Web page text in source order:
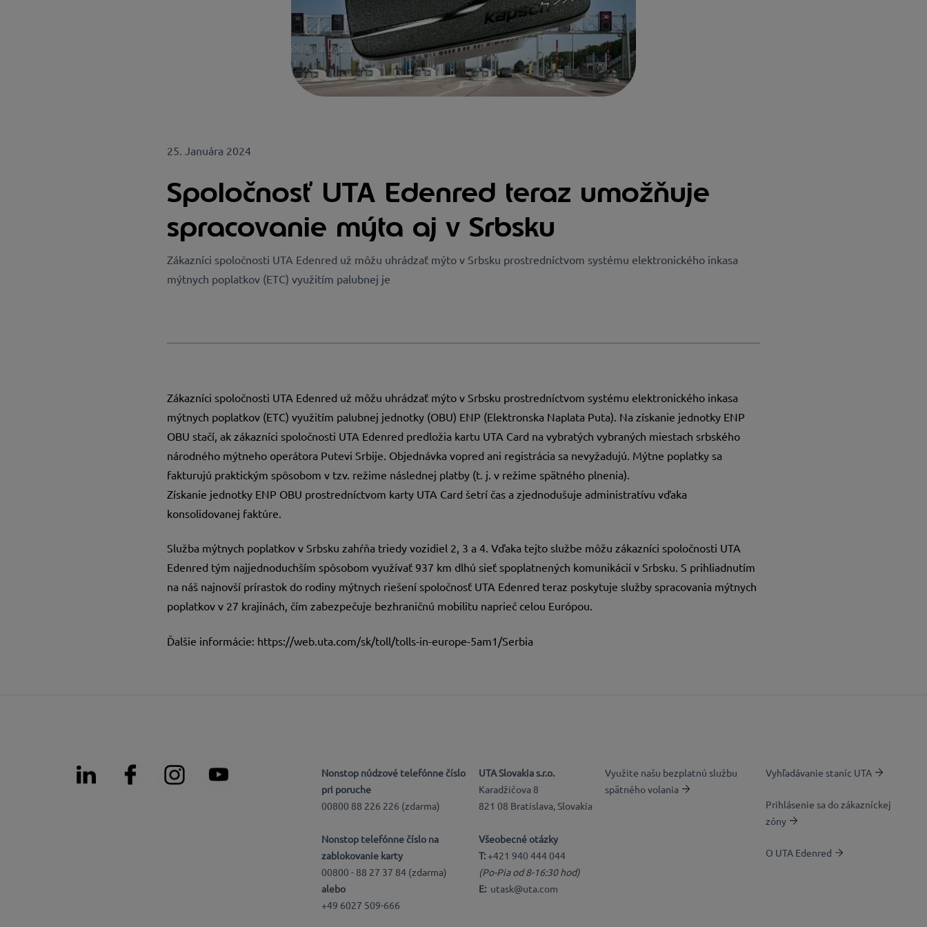
25. Januára 2024
Spoločnosť UTA Edenred teraz umožňuje
spracovanie mýta aj v Srbsku
Zákazníci spoločnosti UTA Edenred už môžu uhrádzať mýto v Srbsku prostredníctvom systému elektronického inkasa
mýtnych poplatkov (ETC) využitím palubnej je
Zákazníci spoločnosti UTA Edenred už môžu uhrádzať mýto v Srbsku prostredníctvom systému elektronického inkasa
mýtnych poplatkov (ETC) využitím palubnej jednotky (OBU) ENP (Elektronska Naplata Puta). Na získanie jednotky ENP
OBU stačí, ak zákazníci spoločnosti UTA Edenred predložia kartu UTA Card na vybratých vybraných miestach srbského
národného mýtneho operátora Putevi Srbije. Objednávka vopred ani registrácia sa nevyžadujú. Mýtne poplatky sa
fakturujú praktickým spôsobom v tzv. režime následnej platby (t. j. v režime spätného plnenia).
Získanie jednotky ENP OBU prostredníctvom karty UTA Card šetrí čas a zjednodušuje administratívu vďaka
konsolidovanej faktúre.
Služba mýtnych poplatkov v Srbsku zahŕňa triedy vozidiel 2, 3 a 4. Vďaka tejto službe môžu zákazníci spoločnosti UTA
Edenred tým najjednoduchším spôsobom využívať 937 km dlhú sieť spoplatnených komunikácií v Srbsku. S prihliadnutím
na náš najnovší prírastok do rodiny mýtnych riešení spoločnosť UTA Edenred teraz poskytuje služby spracovania mýtnych
poplatkov v 27 krajinách, čím zabezpečuje bezhraničnú mobilitu naprieč celou Európou.
Ďalšie informácie: https://web.uta.com/sk/toll/tolls-in-europe-5am1/Serbia
Nonstop núdzové telefónne číslo
pri poruche
00800 88 226 226 (zdarma)
Nonstop telefónne číslo na
zablokovanie karty
00800 - 88 27 37 84 (zdarma)
alebo
+49 6027 509-666
UTA Slovakia s.r.o.
Karadžičova 8
821 08 Bratislava, Slovakia
Všeobecné otázky
T:+421 940 444 044
(Po-Pia od 8-16:30 hod)
E: utask@uta.com
Využite našu bezplatnú službu
spätného volania
Vyhľadávanie staníc UTA
Prihlásenie sa do zákazníckej
zóny
O UTA Edenred